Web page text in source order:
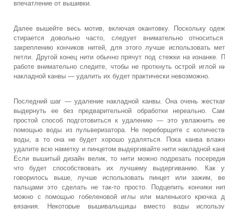
впечатление от вышивки.
Далее вышейте весь мотив, включая окантовку. Поскольку
стирается довольно часто, следует внимательно
закреплению кончиков нитей, для этого лучше использовать
петли. Другой конец нити обычно прячут под стежки на изнанке.
работе внимательно следите, чтобы не проткнуть острой иглой
накладной канвы — удалить их будет практически невозможно.
Последний шаг — удаление накладной канвы. Она очень
выдернуть ее без предварительной обработки нереально.
простой способ подготовиться к удалению — это увлажнить
помощью воды из пульверизатора. Не переборщите с
воды, а то она не будет хорошо удаляться. Пока канва
удалите всю наметку и пинцетом выдергивайте нити накладной
Если вышитый дизайн велик, то нити можно подрезать
что будет способствовать их лучшему выдергиванию. Как
говорилось выше, лучше использовать пинцет или зажим,
пальцами это сделать не так-то просто. Подцепить кончики
можно с помощью гобеленовой иглы или маленького крючка
вязания. Некоторые вышивальщицы вместо воды